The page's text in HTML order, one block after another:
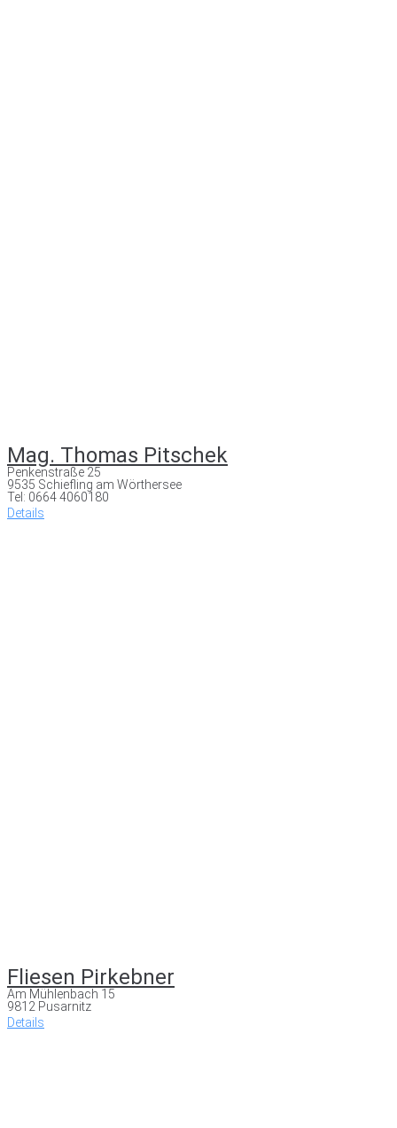
Mag. Thomas Pitschek
Penkenstraße 25
9535 Schiefling am Wörthersee
Tel: 0664 4060180
Details
Fliesen Pirkebner
Am Mühlenbach 15
9812 Pusarnitz
Details